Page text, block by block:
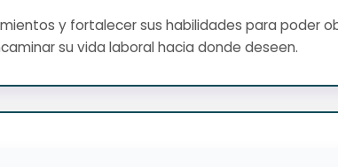
y fortalecer sus habilidades para poder
su vida laboral hacia donde deseen.